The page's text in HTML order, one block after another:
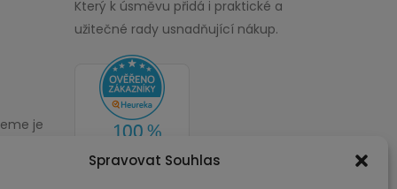
Spravovat Souhlas
je
Který k úsměvu přidá i praktické a
užitečné rady usnadňující nákup.